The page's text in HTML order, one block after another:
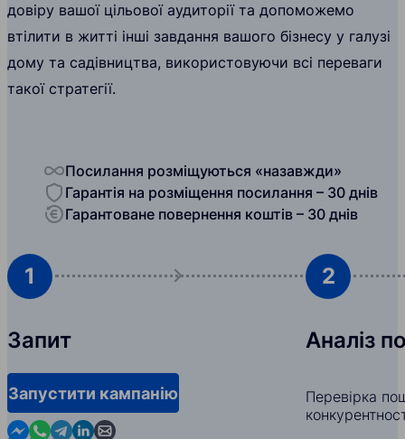
довіру вашої цільової аудиторії та допоможемо
втілити в житті інші завдання вашого бізнесу у галузі
дому та садівництва, використовуючи всі переваги
такої стратегії.
Посилання розміщуються «назавжди»
Гарантія на розміщення посилання – 30 днів
Гарантоване повернення коштів – 30 днів
1
Запит
Запустити кампанію
Contact us in Messenger
Contact us in WhatsApp
Contact us in Telegram
Contact us in Linkedin
Contact us by email
2
Аналіз
Перевірка